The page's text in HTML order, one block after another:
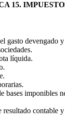
15.
gasto devengado
líquida.
bases imponibles
resultado contable